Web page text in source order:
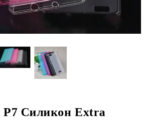
P7 Силикон Extra